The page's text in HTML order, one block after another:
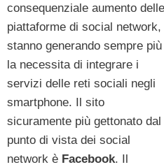
consequenziale aumento delle
piattaforme di social network,
stanno generando sempre più
la necessita di integrare i
servizi delle reti sociali negli
smartphone. Il sito
sicuramente più gettonato dal
punto di vista dei social
network è Facebook. Il